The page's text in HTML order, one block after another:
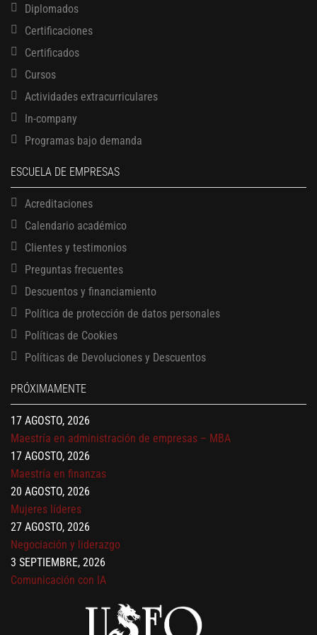
Diplomados
Certificaciones
Certificados
Cursos
Actividades extracurriculares
In-company
Programas bajo demanda
ESCUELA DE EMPRESAS
Acreditaciones
Calendario académico
Clientes y testimonios
Preguntas frecuentes
Descuentos y financiamiento
Política de protección de datos personales
Políticas de Cookies
Políticas de Devoluciones y Descuentos
PRÓXIMAMENTE
13 AGOSTO, 2026
Finanzas para no financieros
Gerencia de empresas familiares
17 AGOSTO, 2026
Maestría en administración de empresas – MBA
17 AGOSTO, 2026
Maestría en finanzas
20 AGOSTO, 2026
Mujeres líderes
27 AGOSTO, 2026
Negociación y liderazgo
3 SEPTIEMBRE, 2026
Comunicación con IA
Gobernanza de datos